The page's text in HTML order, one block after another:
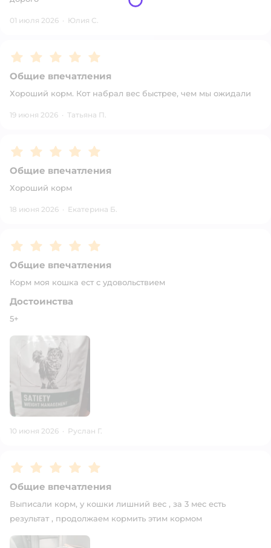
01 июля 2026 · Юлия С.
Рейтинг:5
Общие впечатления
Хороший корм. Кот набрал вес быстрее, чем мы ожидали
19 июня 2026 · Татьяна П.
Рейтинг:5
Общие впечатления
Хороший корм
18 июня 2026 · Екатерина Б.
Рейтинг:5
Общие впечатления
Корм моя кошка ест с удовольствием
Достоинства
5+
10 июня 2026 · Руслан Г.
Рейтинг:5
Общие впечатления
Выписали корм, у кошки лишний вес , за 3 мес есть
результат , продолжаем кормить этим кормом